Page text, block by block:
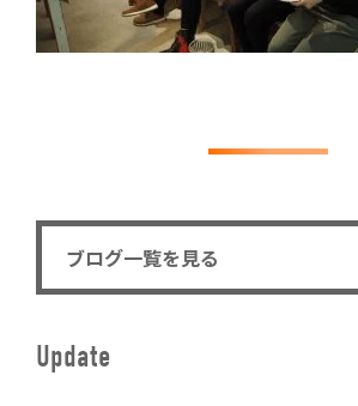
ブログ一覧を見る
Update